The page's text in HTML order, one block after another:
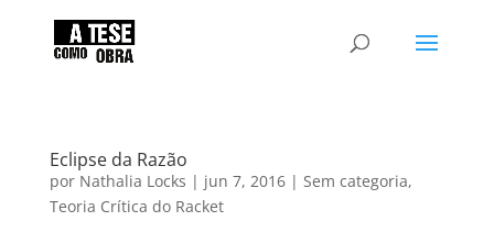
Eclipse da Razão
por Nathalia Locks | jun 7, 2016| Sem categoria,
Teoria Crítica do Racket